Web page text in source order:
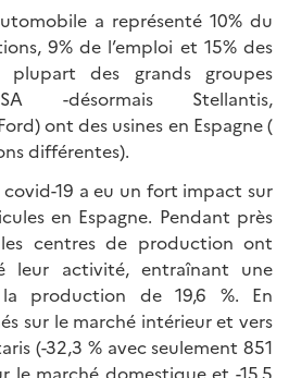
a représenté 10% du
9% de l’emploi et 15% des
plupart des grands groupes
-désormais Stellantis,
ont des usines en Espagne (
différentes).
covid-19 a eu un fort impact sur
en Espagne. Pendant près
centres de production ont
leur activité, entraînant une
production de 19,6 %. En
sur le marché intérieur et vers
(-32,3 % avec seulement 851
le marché domestique et -15,5